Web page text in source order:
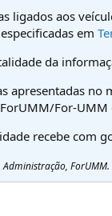
ligados aos
em
da
For-UMM
recebe com
Administração, ForUMM.